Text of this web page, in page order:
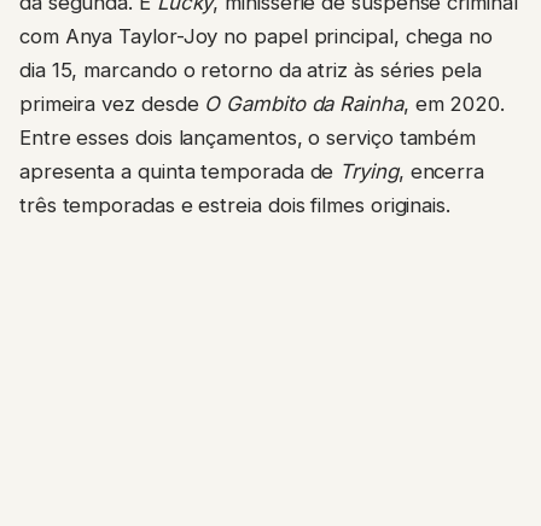
com Anya Taylor-Joy no papel principal, chega no
dia 15, marcando o retorno da atriz às séries pela
primeira vez desde O Gambito da Rainha, em 2020.
Entre esses dois lançamentos, o serviço também
apresenta a quinta temporada de Trying, encerra
três temporadas e estreia dois filmes originais.